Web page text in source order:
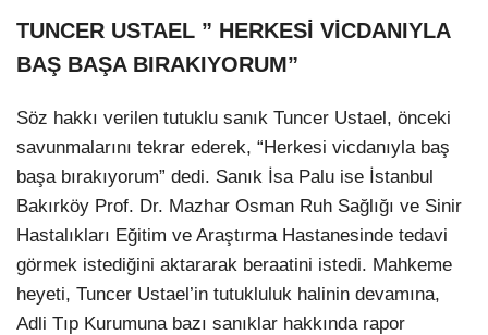
TUNCER USTAEL ” HERKESİ VİCDANIYLA
BAŞ BAŞA BIRAKIYORUM”
Söz hakkı verilen tutuklu sanık Tuncer Ustael, önceki
savunmalarını tekrar ederek, “Herkesi vicdanıyla baş
başa bırakıyorum” dedi. Sanık İsa Palu ise İstanbul
Bakırköy Prof. Dr. Mazhar Osman Ruh Sağlığı ve Sinir
Hastalıkları Eğitim ve Araştırma Hastanesinde tedavi
görmek istediğini aktararak beraatini istedi. Mahkeme
heyeti, Tuncer Ustael’in tutukluluk halinin devamına,
Adli Tıp Kurumuna bazı sanıklar hakkında rapor